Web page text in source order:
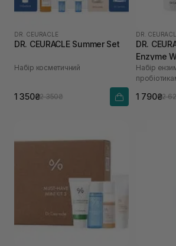
DR. CEURACLE
DR. CEURACLE Summer Set
Набір косметичний
1 350₴2 350₴
DR.
DR.
Enzyme
Набір
1 790₴2